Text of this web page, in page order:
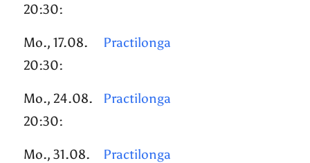
20:30:
Mo., 17.08.
20:30:
Practilonga
Mo., 24.08.
20:30:
Practilonga
Mo., 31.08.
Practilonga